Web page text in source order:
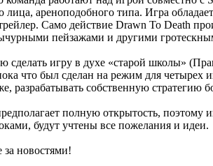
лица, ареноподобного типа. Игра
Само действие Drawn To Death
пейзажами и другими
сделать игру в духе «старой школы»
что был сделан на режим для четырех
разрабатывать собственную
полную открытость,
будут учтены все пожелания и идеи.
за новостями!